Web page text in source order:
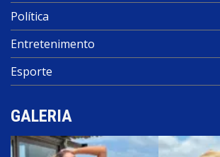
Política
Entretenimento
Esporte
GALERIA